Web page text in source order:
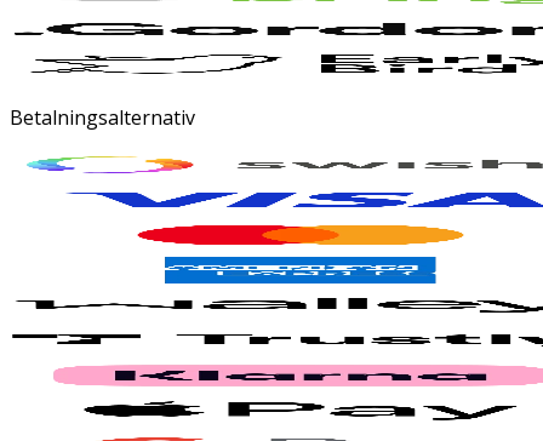
Betalningsalternativ